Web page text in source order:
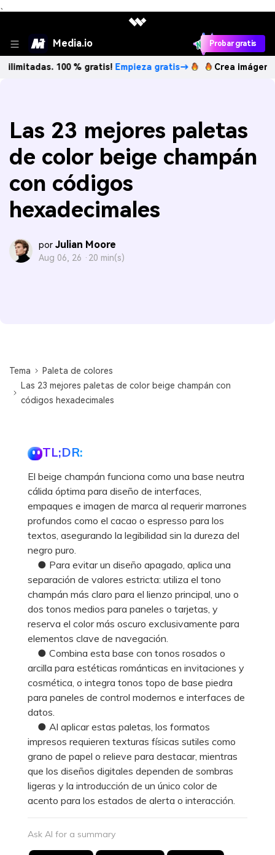
、
Media.io Probar gratis
100 % gratis! Empieza gratis→ Crea imágenes IA
Las 23 mejores paletas
de color beige champán
con códigos
hexadecimales
por Julian Moore
Aug 06, 26 · 20 min(s)
Tema
Paleta de colores
Las 23 mejores paletas de color beige champán con
códigos hexadecimales
TL;DR:
El beige champán funciona como una base neutra
cálida óptima para diseño de interfaces,
empaques e imagen de marca al requerir marrones
profundos como el cacao o espresso para los
textos, asegurando la legibilidad sin la dureza del
negro puro.
● Para evitar un diseño apagado, aplica una
separación de valores estricta: utiliza el tono
champán más claro para el lienzo principal, uno o
dos tonos medios para paneles o tarjetas, y
reserva el color más oscuro exclusivamente para
elementos clave de navegación.
● Combina esta base con tonos rosados o
arcilla para estéticas románticas en invitaciones y
cosmética, o integra tonos topo de base piedra
para paneles de control modernos e interfaces de
datos.
● Al aplicar estas paletas, los formatos
impresos requieren texturas físicas sutiles como
grano de papel o relieve para destacar, mientras
que los diseños digitales dependen de sombras
ligeras y la introducción de un único color de
acento para los estados de alerta o interacción.
Ask AI for a summary